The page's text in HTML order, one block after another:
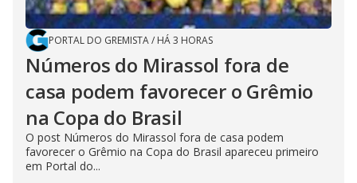
PORTAL DO GREMISTA/ HÁ 3 HORAS
Números do Mirassol fora de
casa podem favorecer o Grêmio
na Copa do Brasil
O post Números do Mirassol fora de casa podem
favorecer o Grêmio na Copa do Brasil apareceu primeiro
em Portal do...